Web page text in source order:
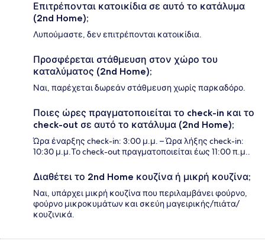
Επιτρέπονται κατοικίδια σε αυτό το κατάλυμα
(2nd Home);
Λυπούμαστε, δεν επιτρέπονται κατοικίδια.
Προσφέρεται στάθμευση στον χώρο του
καταλύματος (2nd Home);
Ναι, παρέχεται δωρεάν στάθμευση χωρίς παρκαδόρο.
Ποιες ώρες πραγματοποιείται το check-in και το
check-out σε αυτό το κατάλυμα (2nd Home);
Ώρα έναρξης check-in: 3:00 μ.μ. – Ώρα λήξης check-in:
10:30 μ.μ.Το check-out πραγματοποιείται έως 11:00 π.μ..
Διαθέτει το 2nd Home κουζίνα ή μικρή κουζίνα;
Ναι, υπάρχει μικρή κουζίνα που περιλαμβάνει φούρνο,
φούρνο μικροκυμάτων και σκεύη μαγειρικής/πιάτα/
κουζινικά.